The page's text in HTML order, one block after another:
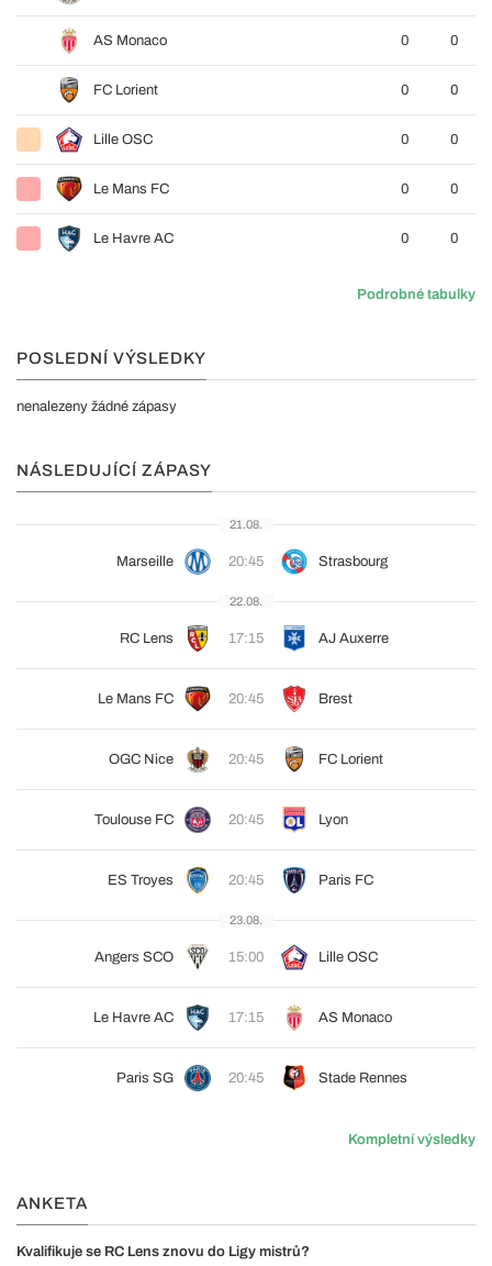
AS Monaco 0 0
FC Lorient 0 0
Lille OSC 0 0
Le Mans FC 0 0
Le Havre AC 0 0
Podrobné tabulky
POSLEDNÍ VÝSLEDKY
nenalezeny žádné zápasy
NÁSLEDUJÍCÍ ZÁPASY
21.08.
Marseille 20:45 Strasbourg
22.08.
RC Lens 17:15 AJ Auxerre
Le Mans FC 20:45 Brest
OGC Nice 20:45 FC Lorient
Toulouse FC 20:45 Lyon
ES Troyes 20:45 Paris FC
23.08.
Angers SCO 15:00 Lille OSC
Le Havre AC 17:15 AS Monaco
Paris SG 20:45 Stade Rennes
Kompletní výsledky
ANKETA
Kvalifikuje se RC Lens znovu do Ligy mistrů?